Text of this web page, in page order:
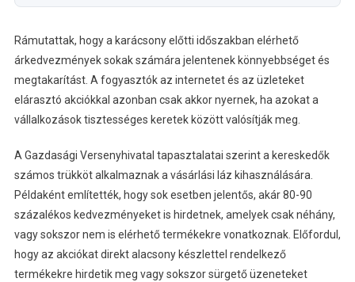
Rámutattak, hogy a karácsony előtti időszakban elérhető
árkedvezmények sokak számára jelentenek könnyebbséget és
megtakarítást. A fogyasztók az internetet és az üzleteket
elárasztó akciókkal azonban csak akkor nyernek, ha azokat a
vállalkozások tisztességes keretek között valósítják meg.
A Gazdasági Versenyhivatal tapasztalatai szerint a kereskedők
számos trükköt alkalmaznak a vásárlási láz kihasználására.
Példaként említették, hogy sok esetben jelentős, akár 80-90
százalékos kedvezményeket is hirdetnek, amelyek csak néhány,
vagy sokszor nem is elérhető termékekre vonatkoznak. Előfordul,
hogy az akciókat direkt alacsony készlettel rendelkező
termékekre hirdetik meg vagy sokszor sürgető üzeneteket